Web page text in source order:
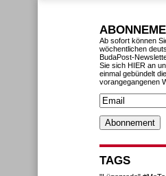
Ab sofort können
wöchentlichen
BudaPost-
Sie sich HIER an
einmal gebündelt
vorangegangenen
TAGS